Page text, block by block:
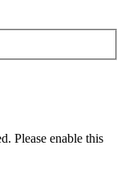
Please enable this